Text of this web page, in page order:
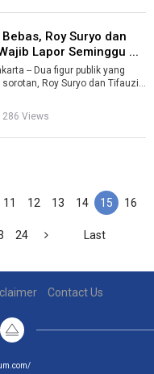
Roy Suryo dan
Lapor Seminggu ...
-- Dua figur publik yang
Roy Suryo dan Tifauzia
Views
11 12 13 14 15 16
24 Last
Contact Us